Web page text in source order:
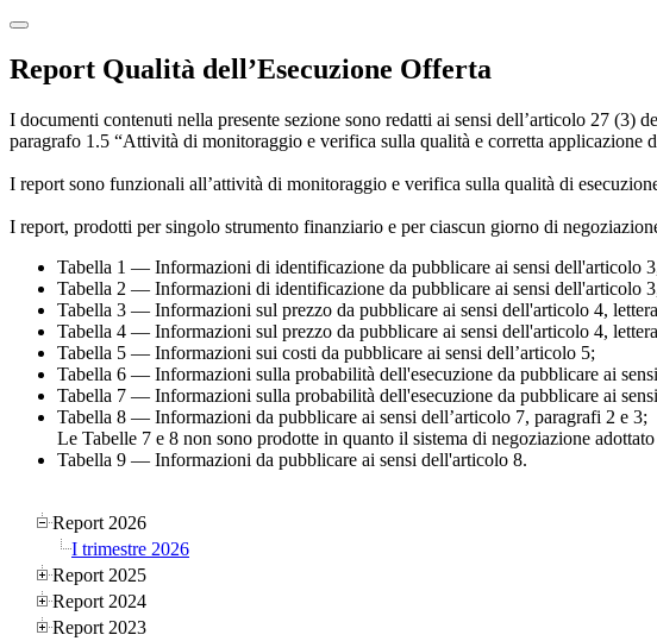
Report Qualità dell’Esecuzione Offerta
I documenti contenuti nella presente sezione sono redatti ai sensi dell’articolo 27
paragrafo 1.5 “Attività di monitoraggio e verifica sulla qualità e corretta applicazione
I report sono funzionali all’attività di monitoraggio e verifica sulla qualità di
I report, prodotti per singolo strumento finanziario e per ciascun giorno di
Tabella 1 — Informazioni di identificazione da pubblicare ai sensi dell'articolo
Tabella 2 — Informazioni di identificazione da pubblicare ai sensi dell'articolo
Tabella 3 — Informazioni sul prezzo da pubblicare ai sensi dell'articolo 4,
Tabella 4 — Informazioni sul prezzo da pubblicare ai sensi dell'articolo 4,
Tabella 5 — Informazioni sui costi da pubblicare ai sensi dell’articolo 5;
Tabella 6 — Informazioni sulla probabilità dell'esecuzione da pubblicare ai
Tabella 7 — Informazioni sulla probabilità dell'esecuzione da pubblicare ai
Tabella 8 — Informazioni da pubblicare ai sensi dell’articolo 7, paragrafi 2 e 3;
Le Tabelle 7 e 8 non sono prodotte in quanto il sistema di negoziazione
Tabella 9 — Informazioni da pubblicare ai sensi dell'articolo 8.
Report 2026
I trimestre 2026
Report 2025
Report 2024
Report 2023